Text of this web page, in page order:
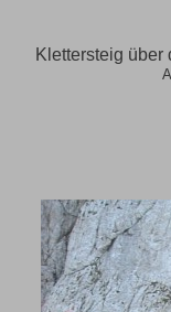
Klettersteig